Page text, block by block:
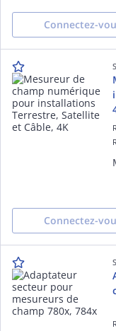
Connectez-
Connectez-